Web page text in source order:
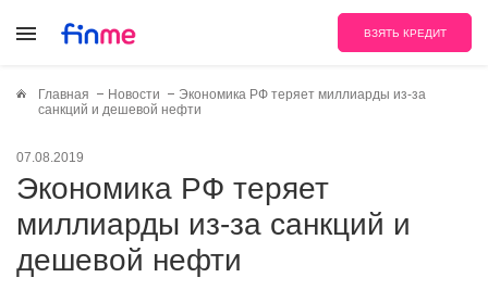
ВЗЯТЬ КРЕДИТ
Главная Новости
Экономика РФ теряет миллиарды из-за
санкций и дешевой нефти
07.08.2019
Экономика РФ теряет
миллиарды из-за санкций и
дешевой нефти